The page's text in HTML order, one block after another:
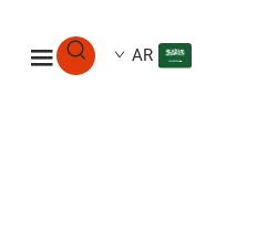
AR